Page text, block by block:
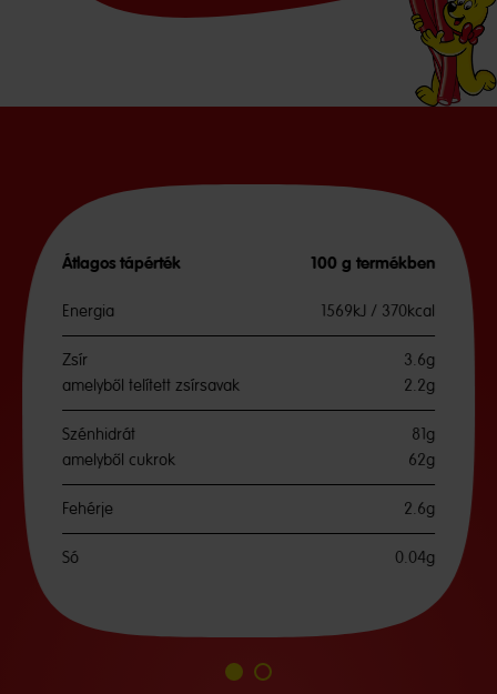
Átlagos tápérték 100 g termékben
Energia 1569kJ / 370kcal
Zsír
3.6g
amelyből telített zsírsavak
2.2g
Szénhidrát
81g
amelyből cukrok
62g
Fehérje 2.6g
Só 0.04g
A
A